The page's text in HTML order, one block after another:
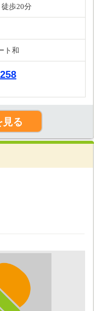
歩20分
ト和
見る